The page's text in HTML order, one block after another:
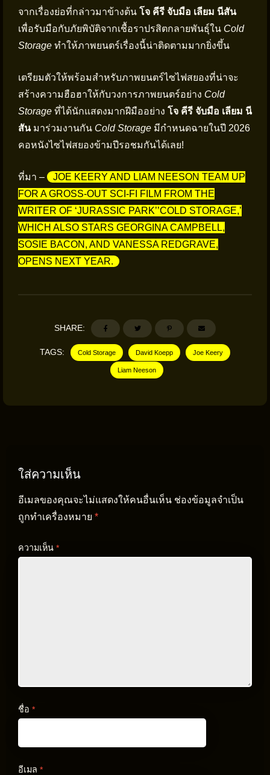
จากเรื่องย่อที่กล่าวมาข้างต้น โจ คีรี จับมือ เลียม นีสัน
เพื่อรับมือกับภัยพิบัติจากเชื้อราปรสิตกลายพันธุ์ใน Cold
Storage ทำให้ภาพยนตร์เรื่องนี้น่าติดตามมากยิ่งขึ้น
เตรียมตัวให้พร้อมสำหรับภาพยนตร์ไซไฟสยองที่น่าจะ
สร้างความฮือฮาให้กับวงการภาพยนตร์อย่าง Cold
Storage ที่ได้นักแสดงมากฝีมืออย่าง โจ คีรี จับมือ เลียม นี
สันมาร่วมงานกัน Cold Storage มีกำหนดฉายในปี 2026
คอหนังไซไฟสยองข้ามปีรอชมกันได้เลย!
ที่มา –
JOE KEERY AND LIAM NEESON TEAM UP
FOR A GROSS-OUT SCI-FI FILM FROM THE
WRITER OF ‘JURASSIC PARK’’COLD STORAGE,’
WHICH ALSO STARS GEORGINA CAMPBELL,
SOSIE BACON, AND VANESSA REDGRAVE,
OPENS NEXT YEAR.
SHARE:
TAGS: Cold Storage David Koepp Joe Keery
Liam Neeson
ใส่ความเห็น
อีเมลของคุณจะไม่แสดงให้คนอื่นเห็น ช่องข้อมูลจำเป็น
ถูกทำเครื่องหมาย *
ความเห็น *
ชื่อ *
อีเมล *